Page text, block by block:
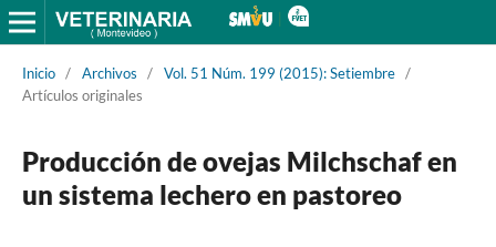
Inicio / Archivos / Vol. 51 Núm. 199 (2015): Setiembre /
Artículos originales
Producción de ovejas Milchschaf en
un sistema lechero en pastoreo